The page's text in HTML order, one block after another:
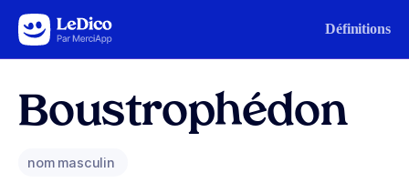
Aller au contenu Définitions
Boustrophédon
nom masculin